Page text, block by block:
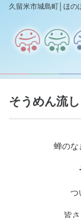
久留米市城島町│ほの
そうめん流
蝉のな
つ
皆